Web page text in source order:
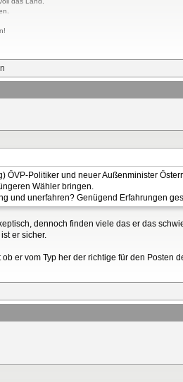
ÖVP-Politiker und neuer Außenminister
Wähler bringen.
und unerfahren? Genügend Erfahrungen
dennoch finden viele das er das
er sicher.
er vom Typ her der richtige für den